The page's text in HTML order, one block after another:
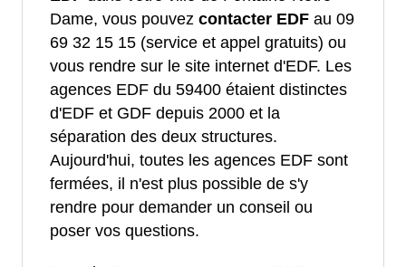
Dame, vous pouvez contacter EDF au 09
69 32 15 15 (service et appel gratuits) ou
vous rendre sur le site internet d'EDF. Les
agences EDF du 59400 étaient distinctes
d'EDF et GDF depuis 2000 et la
séparation des deux structures.
Aujourd'hui, toutes les agences EDF sont
fermées, il n'est plus possible de s'y
rendre pour demander un conseil ou
poser vos questions.